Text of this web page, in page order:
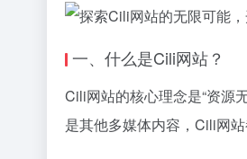
一、什么是Cili网站？
Cili网站的核心理念是“资源
是其他多媒体内容，Cili网